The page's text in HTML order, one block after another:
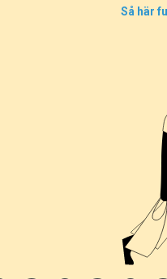
Så här